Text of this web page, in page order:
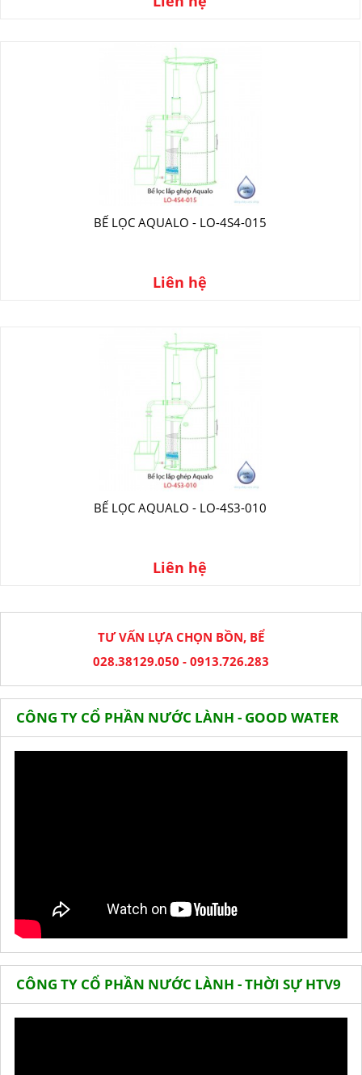
BỂ LỌC AQUALO - LO-4S4-015
Liên hệ
BỂ LỌC AQUALO - LO-4S3-010
Liên hệ
TƯ VẤN LỰA CHỌN BỒN, BỂ
028.38129.050 - 0913.726.283
CÔNG TY CỔ PHẦN NƯỚC LÀNH - GOOD WATER
CÔNG TY CỔ PHẦN NƯỚC LÀNH - THỜI SỰ HTV9